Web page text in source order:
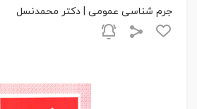
جرم شناسی عمومی | دکتر محمدنسل